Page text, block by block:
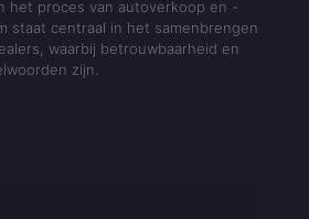
het proces van autoverkoop en -
staat centraal in het samenbrengen
waarbij betrouwbaarheid en
zijn.